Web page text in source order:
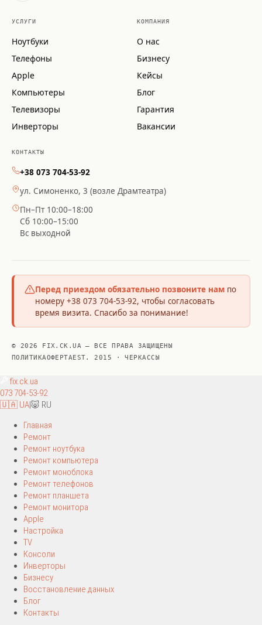
УСЛУГИ
Ноутбуки
Телефоны
Apple
Компьютеры
Телевизоры
Инверторы
КОМПАНИЯ
О нас
Бизнесу
Кейсы
Блог
Гарантия
Вакансии
КОНТАКТЫ
+38 073 704-53-92
ул. Симоненко, 3 (возле Драмтеатра)
Пн–Пт 10:00–18:00
Сб 10:00–15:00
Вс выходной
Перед приездом обязательно позвоните нам по
номеру +38 073 704-53-92, чтобы согласовать
время визита. Спасибо за понимание!
© 2026 FIX.CK.UA — ВСЕ ПРАВА ЗАЩИЩЕНЫ
ПОЛИТИКАОФЕРТАEST. 2015 · ЧЕРКАССЫ
fix.ck.ua
073 704-53-92
🇺🇦 UA|🐷 RU
Главная
Ремонт
Ремонт ноутбука
Ремонт компьютера
Ремонт моноблока
Ремонт телефонов
Ремонт планшета
Ремонт монитора
Apple
Настройка
TV
Консоли
Инверторы
Бизнесу
Восстановление данных
Блог
Контакты